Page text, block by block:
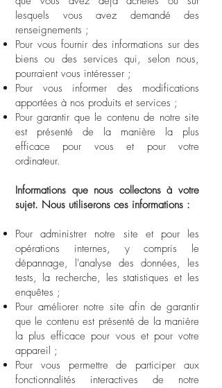
lesquels vous avez demandé des
renseignements ;
Pour vous fournir des informations sur des
biens ou des services qui, selon nous,
pourraient vous intéresser ;
Pour vous informer des modifications
apportées à nos produits et services ;
Pour garantir que le contenu de notre site
est présenté de la manière la plus
efficace pour vous et pour votre
ordinateur.
Informations que nous collectons à votre
sujet. Nous utiliserons ces informations :
Pour administrer notre site et pour les
opérations internes, y compris le
dépannage, l'analyse des données, les
tests, la recherche, les statistiques et les
enquêtes ;
Pour améliorer notre site afin de garantir
que le contenu est présenté de la manière
la plus efficace pour vous et pour votre
appareil ;
Pour vous permettre de participer aux
fonctionnalités interactives de notre